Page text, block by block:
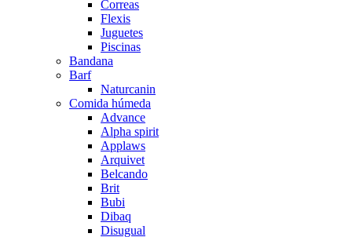
Correas
Flexis
Juguetes
Piscinas
Bandana
Barf
Naturcanin
Comida húmeda
Advance
Alpha spirit
Applaws
Arquivet
Belcando
Brit
Bubi
Dibaq
Disugual